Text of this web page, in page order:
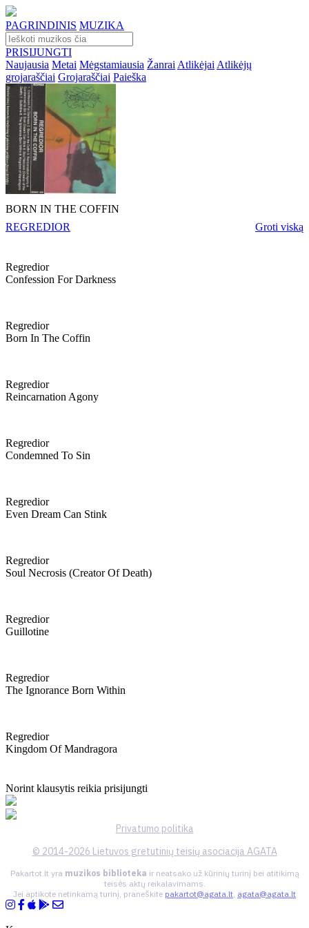
PAGRINDINIS MUZIKA
PRISIJUNGTI
Naujausia Metai Mėgstamiausia Žanrai Atlikėjai Atlikėjų
grojaraščiai Grojaraščiai Paieška
BORN IN THE COFFIN
REGREDIOR
Groti viską
Regredior
Confession For Darkness
Regredior
Born In The Coffin
Regredior
Reincarnation Agony
Regredior
Condemned To Sin
Regredior
Even Dream Can Stink
Regredior
Soul Necrosis (creator Of Death)
Regredior
Guillotine
Regredior
The Ignorance Born Within
Regredior
Kingdom Of Mandragora
Norint klausytis reikia prisijungti
Privatumo politika
© 2014-2026 Lietuvos gretutinių teisių asociacija AGATA
Pakartot.lt yra muzikos biblioteka ir neatsako už kūrinių turinį bei atitikimą
teisės aktų reikalavimams.
Jei aptikote netinkamą turinį, praneškite pakartot@agata.lt, agata@agata.lt